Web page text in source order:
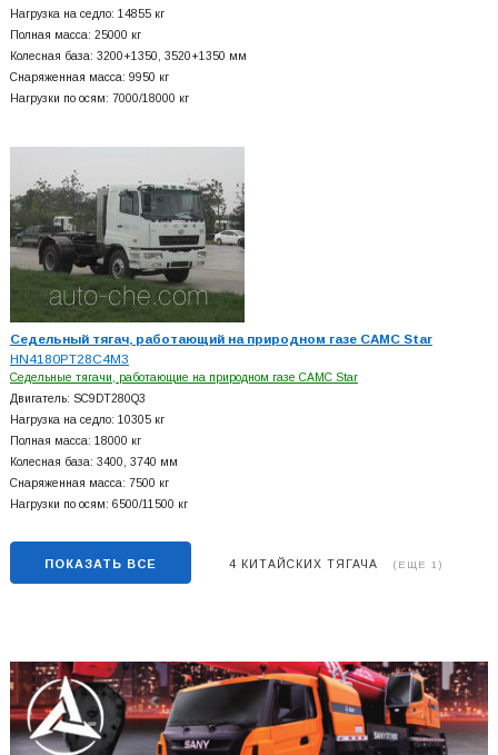
Нагрузка на седло: 14855 кг
Полная масса: 25000 кг
Колесная база: 3200+1350, 3520+1350 мм
Снаряженная масса: 9950 кг
Нагрузки по осям: 7000/18000 кг
Седельный тягач, работающий на природном газе CAMC Star
HN4180PT28C4M3
Седельные тягачи, работающие на природном газе CAMC Star
Двигатель: SC9DT280Q3
Нагрузка на седло: 10305 кг
Полная масса: 18000 кг
Колесная база: 3400, 3740 мм
Снаряженная масса: 7500 кг
Нагрузки по осям: 6500/11500 кг
ПОКАЗАТЬ ВСЕ 4 КИТАЙСКИХ ТЯГАЧА (ЕЩЕ 1)